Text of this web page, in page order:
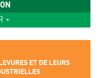
+
ET DE LEURS